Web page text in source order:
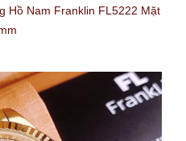
Hồ Nam Franklin FL5222 Mặt